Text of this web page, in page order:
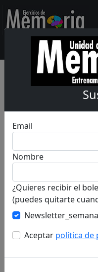
Encuentra ¿Qué
¿Qué
Email
Nombre
¿Quieres recibir el
(puedes quitarte
Aceptar política de